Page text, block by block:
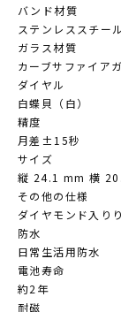
バンド材質
ステンレススチール
ガラス材質
カーブサファイア
ダイヤル
白蝶貝（白）
精度
月差±15秒
サイズ
縦 24.1 mm 横
その他の仕様
ダイヤモンド入り
防水
日常生活用防水
電池寿命
約2年
耐磁